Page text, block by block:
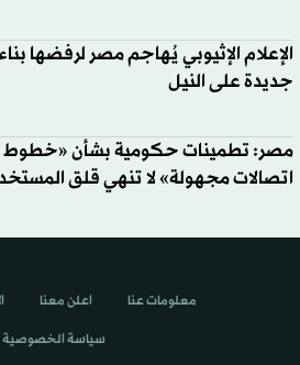
الإعلام الإثيوبي يُهاجم مصر لرفضها
جديدة على النيل
مصر: تطمينات حكومية بشأن «خطوط
اتصالات مجهولة» لا تنهي قلق
معلومات عنا اعلن معنا
سياسة الخصوصية